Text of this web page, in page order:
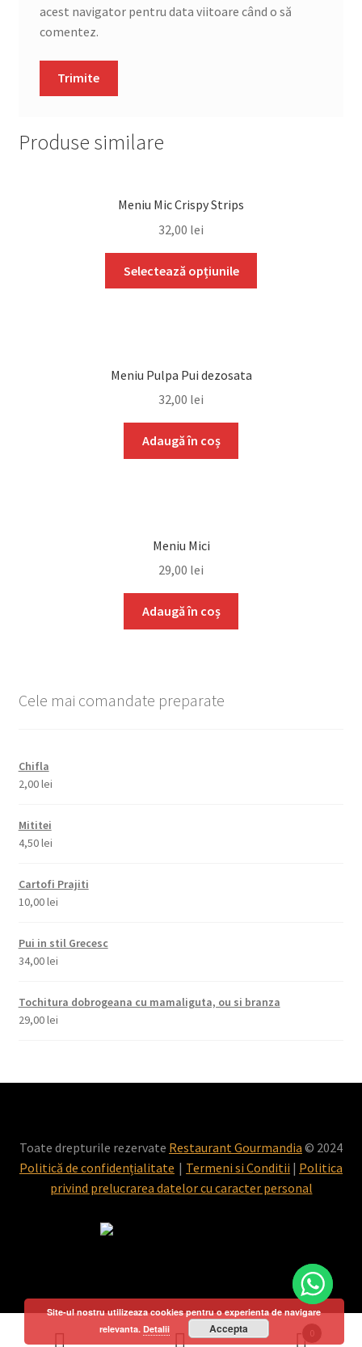
acest navigator pentru data viitoare când o să
comentez.
Produse similare
Meniu Mic Crispy Strips
32,00 lei
Selectează opțiunile
Meniu Pulpa Pui dezosata
32,00 lei
Adaugă în coș
Meniu Mici
29,00 lei
Adaugă în coș
Cele mai comandate preparate
Chifla
2,00lei
Mititei
4,50lei
Cartofi Prajiti
10,00lei
Pui in stil Grecesc
34,00lei
Tochitura dobrogeana cu mamaliguta, ou si branza
29,00lei
Toate drepturile rezervate Restaurant Gourmandia © 2024
Politică de confidențialitate
Termeni si Conditii | Politica
privind prelucrarea datelor cu caracter personal
0
Site-ul nostru utilizeaza cookies pentru o experienta de navigare
relevanta. Detalii Accepta